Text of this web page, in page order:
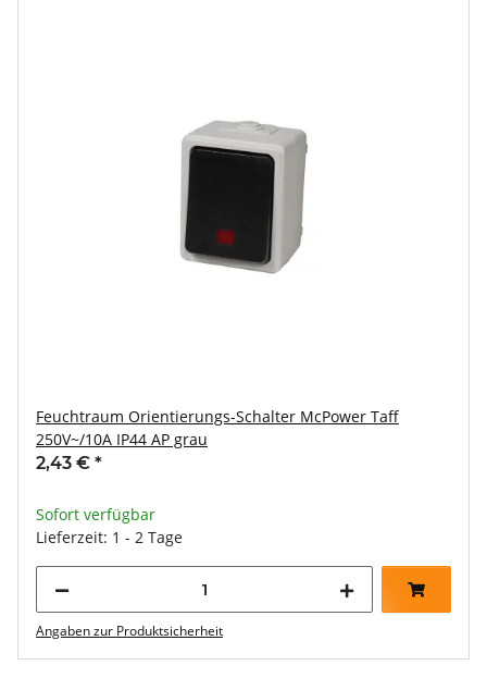
Feuchtraum Orientierungs-Schalter McPower Taff
250V~/10A IP44 AP grau
2,43 € *
Sofort verfügbar
Lieferzeit: 1 - 2 Tage
Angaben zur Produktsicherheit